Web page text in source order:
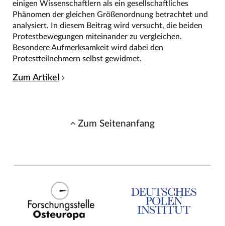
einigen Wissenschaftlern als ein gesellschaftliches
Phänomen der gleichen Größenordnung betrachtet und
analysiert. In diesem Beitrag wird versucht, die beiden
Protestbewegungen miteinander zu vergleichen.
Besondere Aufmerksamkeit wird dabei den
Protestteilnehmern selbst gewidmet.
Zum Artikel
Zum Seitenanfang